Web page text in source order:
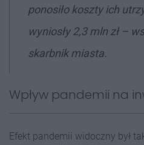
ponosiło koszty ich
wyniosły 2,3 mln zł –
skarbnik miasta.
Wpływ pandemii na
Efekt pandemii widoczny był